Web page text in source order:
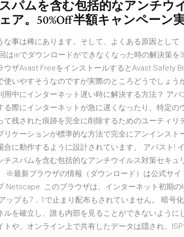
パムを含む包括的なアンチウ
ア。50%Off半額キャンペーン実
な事は稀にあります。そして、よくある原因とし
はieでダウンロードができなくなった時の解決策
ウザAvast FreeをインストールするとAvast Safety
使いやすそうなのですが実際のところどうでしょう
用中にインターネット遅い時に解決する方法？ ア
る際にインターネットが急に遅くなったり、特定
て残された痕跡を完全に削除するためのユーティ
リケーションが標準的な方法で完全にアンインス
合に動作するように設計されています。 アバスト!
チスパムを含む包括的なアンチウイルス対策セキ
※最新ブラウザの情報（ダウンロード）は公式サ
Netscape. このブラウザは、インターネット初期
ップも7．1で止まり配布もされていません。 暗号
ルを確立し、誰も内部を見ることができないよう
トや、オンライン上で共有したデータは隠され、